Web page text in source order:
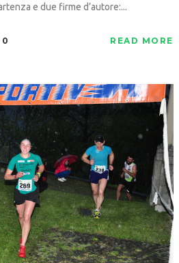
e due firme d’autore:...
0 READ MORE